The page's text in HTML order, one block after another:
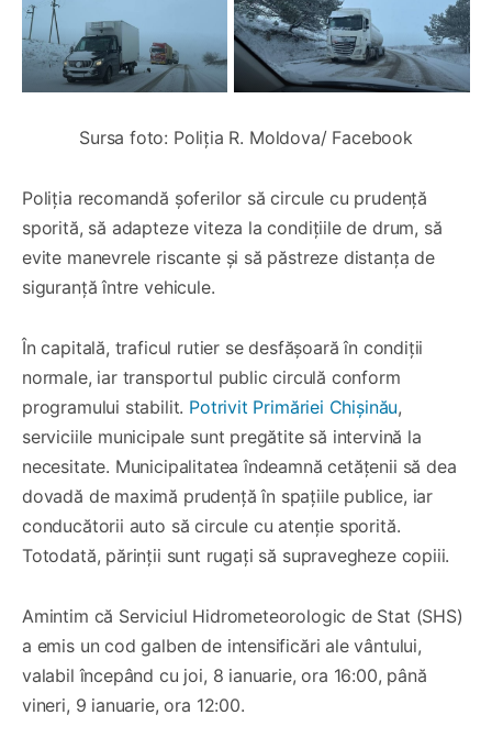
Sursa foto: Poliția R. Moldova/ Facebook
Poliția recomandă șoferilor să circule cu prudență
sporită, să adapteze viteza la condițiile de drum, să
evite manevrele riscante și să păstreze distanța de
siguranță între vehicule.
În capitală, traficul rutier se desfășoară în condiții
normale, iar transportul public circulă conform
programului stabilit. Potrivit Primăriei Chișinău,
serviciile municipale sunt pregătite să intervină la
necesitate. Municipalitatea îndeamnă cetățenii să dea
dovadă de maximă prudență în spațiile publice, iar
conducătorii auto să circule cu atenție sporită.
Totodată, părinții sunt rugați să supravegheze copiii.
Amintim că Serviciul Hidrometeorologic de Stat (SHS)
a emis un cod galben de intensificări ale vântului,
valabil începând cu joi, 8 ianuarie, ora 16:00, până
vineri, 9 ianuarie, ora 12:00.